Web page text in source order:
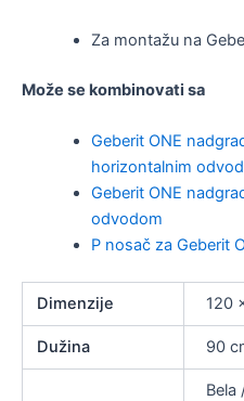
Za montažu na
Može se kombinovati sa
Geberit ONE
horizontalnim
Geberit ONE
odvodom
P nosač za Geberit
Dimenzije 120
Dužina 90
Bela